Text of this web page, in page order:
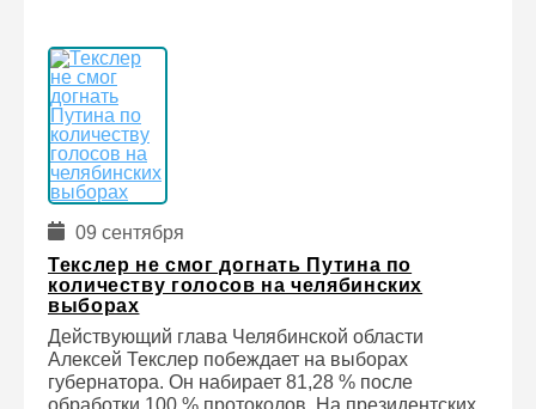
09 сентября
Текслер не смог догнать Путина по
количеству голосов на челябинских
выборах
Действующий глава Челябинской области
Алексей Текслер побеждает на выборах
губернатора. Он набирает 81,28 % после
обработки 100 % протоколов. На президентских